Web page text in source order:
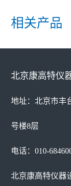
相关产品
北京康高特仪
地址：北京市丰
号楼8层
电话：010-
北京康高特仪器